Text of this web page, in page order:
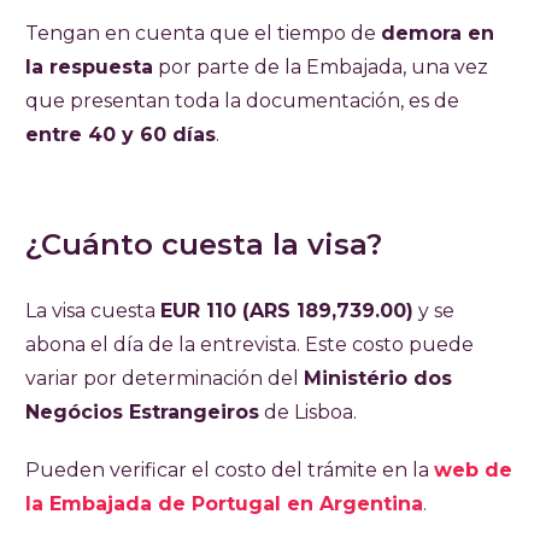
Tengan en cuenta que el tiempo de demora en
la respuesta por parte de la Embajada, una vez
que presentan toda la documentación, es de
entre 40 y 60 días.
¿Cuánto cuesta la visa?
La visa cuesta EUR 110 (ARS 189,739.00) y se
abona el día de la entrevista. Este costo puede
variar por determinación del Ministério dos
Negócios Estrangeiros de Lisboa.
Pueden verificar el costo del trámite en la web de
la Embajada de Portugal en Argentina.